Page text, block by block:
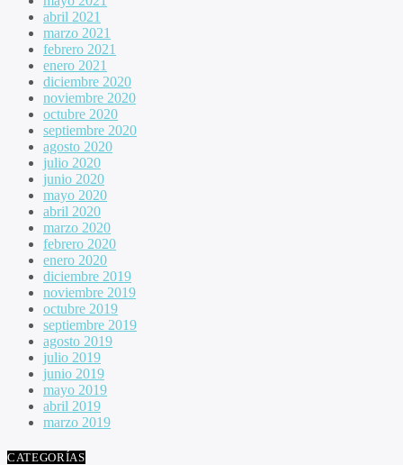
abril 2021
marzo 2021
febrero 2021
enero 2021
diciembre 2020
noviembre 2020
octubre 2020
septiembre 2020
agosto 2020
julio 2020
junio 2020
mayo 2020
abril 2020
marzo 2020
febrero 2020
enero 2020
diciembre 2019
noviembre 2019
octubre 2019
septiembre 2019
agosto 2019
julio 2019
junio 2019
mayo 2019
abril 2019
marzo 2019
CATEGORÍAS